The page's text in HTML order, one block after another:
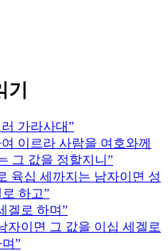
가라사대
이르라 사람을 여호와께
그 값을 정할지니
육십 세까지는 남자이면 성
하고
겔로 하며
자이면 그 값을 이십 세겔로